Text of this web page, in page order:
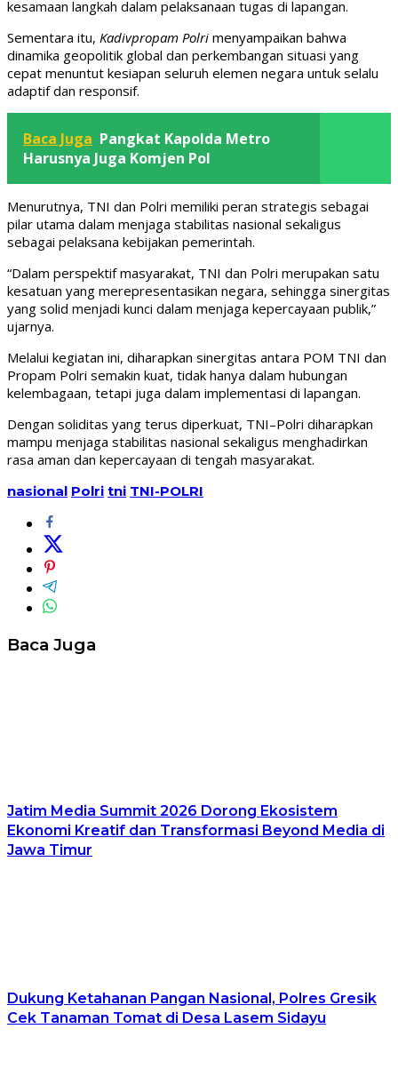
kesamaan langkah dalam pelaksanaan tugas di lapangan.
Sementara itu, Kadivpropam Polri menyampaikan bahwa
dinamika geopolitik global dan perkembangan situasi yang
cepat menuntut kesiapan seluruh elemen negara untuk selalu
adaptif dan responsif.
Baca Juga Pangkat Kapolda Metro
Harusnya Juga Komjen Pol
Menurutnya, TNI dan Polri memiliki peran strategis sebagai
pilar utama dalam menjaga stabilitas nasional sekaligus
sebagai pelaksana kebijakan pemerintah.
“Dalam perspektif masyarakat, TNI dan Polri merupakan satu
kesatuan yang merepresentasikan negara, sehingga sinergitas
yang solid menjadi kunci dalam menjaga kepercayaan publik,”
ujarnya.
Melalui kegiatan ini, diharapkan sinergitas antara POM TNI dan
Propam Polri semakin kuat, tidak hanya dalam hubungan
kelembagaan, tetapi juga dalam implementasi di lapangan.
Dengan soliditas yang terus diperkuat, TNI–Polri diharapkan
mampu menjaga stabilitas nasional sekaligus menghadirkan
rasa aman dan kepercayaan di tengah masyarakat.
nasional Polri tni TNI-POLRI
Baca Juga
Jatim Media Summit 2026 Dorong Ekosistem
Ekonomi Kreatif dan Transformasi Beyond Media di
Jawa Timur
Dukung Ketahanan Pangan Nasional, Polres Gresik
Cek Tanaman Tomat di Desa Lasem Sidayu